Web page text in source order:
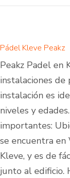
Pádel Kleve Peakz
Peakz Padel en
instalaciones de
instalación es
niveles y
importantes:
se encuentra
Kleve, y es de
junto al edificio.